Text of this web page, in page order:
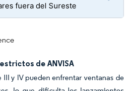
fuera del Sureste
de ANVISA
y IV pueden enfrentar ventanas de